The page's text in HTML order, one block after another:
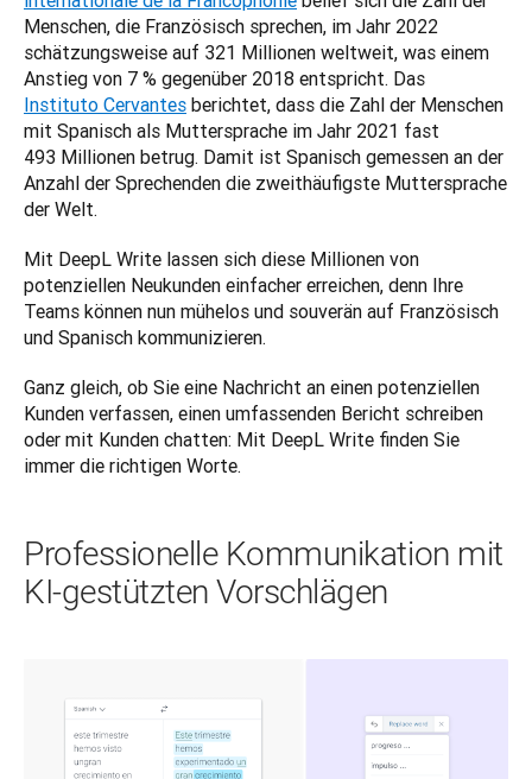
Menschen, die Französisch sprechen, im Jahr 2022
schätzungsweise auf 321 Millionen weltweit, was einem
Instituto Cervantes berichtet, dass die Zahl der Menschen
mit Spanisch als Muttersprache im Jahr 2021 fast
493 Millionen betrug. Damit ist Spanisch gemessen an der
Anzahl der Sprechenden die zweithäufigste Muttersprache
der Welt.
Mit DeepL Write lassen sich diese Millionen von
potenziellen Neukunden einfacher erreichen, denn Ihre
Teams können nun mühelos und souverän auf Französisch
und Spanisch kommunizieren.
Ganz gleich, ob Sie eine Nachricht an einen potenziellen
Kunden verfassen, einen umfassenden Bericht schreiben
oder mit Kunden chatten: Mit DeepL Write finden Sie
immer die richtigen Worte.
Professionelle Kommunikation mit
KI‑gestützten Vorschlägen